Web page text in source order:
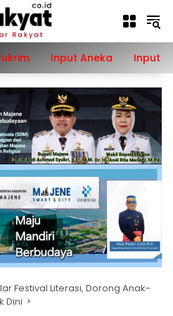
Input Aneka Input
Festival Literasi, Dorong Anak-
Dini